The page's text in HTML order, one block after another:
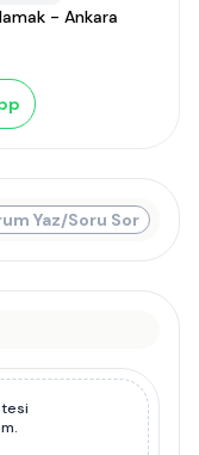
- Ankara
Yaz/Soru Sor